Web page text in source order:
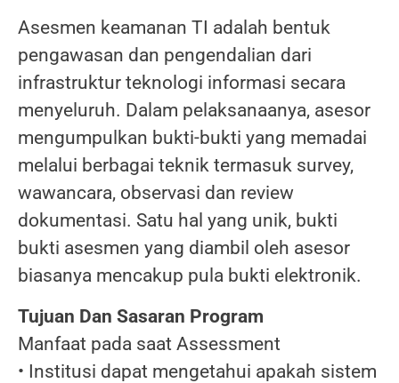
Asesmen keamanan TI adalah bentuk
pengawasan dan pengendalian dari
infrastruktur teknologi informasi secara
menyeluruh. Dalam pelaksanaanya, asesor
mengumpulkan bukti-bukti yang memadai
melalui berbagai teknik termasuk survey,
wawancara, observasi dan review
dokumentasi. Satu hal yang unik, bukti
bukti asesmen yang diambil oleh asesor
biasanya mencakup pula bukti elektronik.
Tujuan Dan Sasaran Program
Manfaat pada saat Assessment
• Institusi dapat mengetahui apakah sistem